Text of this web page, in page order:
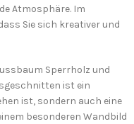
Atmosphäre. Im
Sie sich kreativer und
Sperrholz und
ist ein
ist, sondern auch eine
besonderen Wandbild